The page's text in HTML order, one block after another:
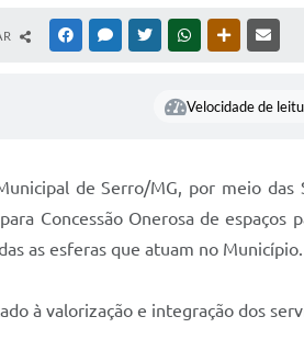
FACEBOOKMESSENGER
TWITTERWHATSAPPOUTRAS
Velocidade de
de Serro/MG, por meio das
Concessão Onerosa de
as esferas que atuam no Município.
à valorização e integração dos